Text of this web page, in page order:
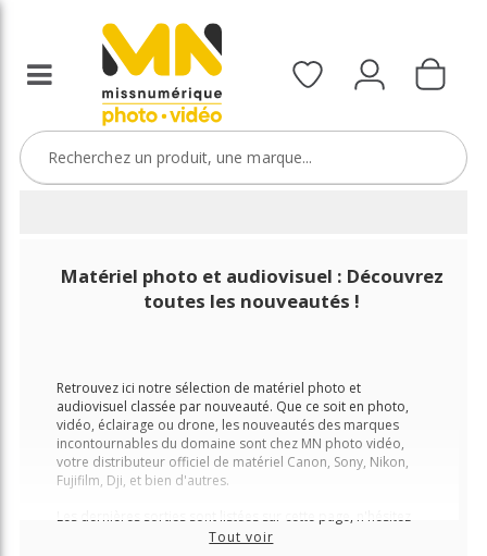
Matériel photo et audiovisuel : Découvrez
toutes les nouveautés !
Tout voir
Retrouvez ici notre sélection de matériel photo et
audiovisuel classée par nouveauté. Que ce soit en photo,
vidéo, éclairage ou drone, les nouveautés des marques
incontournables du domaine sont chez MN photo vidéo,
votre distributeur officiel de matériel Canon, Sony, Nikon,
Fujifilm, Dji, et bien d'autres.
Les dernières sorties sont listées sur cette page, n'hésitez
plus à les précommander pour les recevoir au plus tôt !